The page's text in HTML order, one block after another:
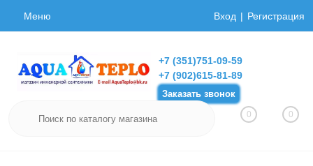
Меню Вход Регистрация
+7 (351)751-09-59
+7 (902)615-81-89
Заказать звонок
0 0